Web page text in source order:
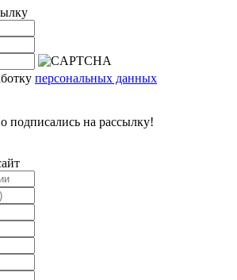
персональных данных
подписались на рассылку!